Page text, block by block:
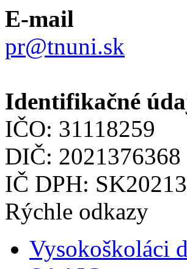
E-mail
pr@tnuni.sk
Identifikačné
IČO: 31118259
DIČ: 2021376368
IČ DPH:
Rýchle odkazy
Vysokoškoláci